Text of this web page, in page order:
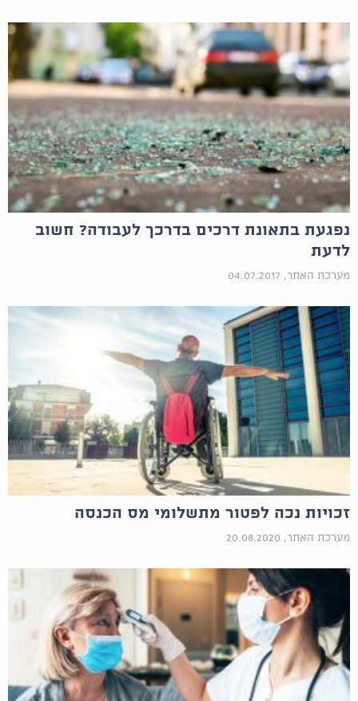
נפגעת בתאונת דרכים בדרכך לעבודה? חשוב
לדעת
מערכת האתר, 04.07.2017
זכויות נכה לפטור מתשלומי מס הכנסה
מערכת האתר, 20.08.2020